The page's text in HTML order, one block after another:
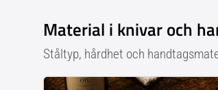
Material i knivar och
Ståltyp, hårdhet och